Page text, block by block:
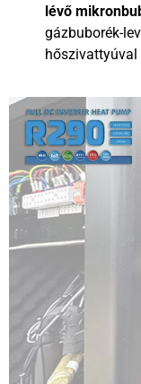
lévő
gázbuborék-